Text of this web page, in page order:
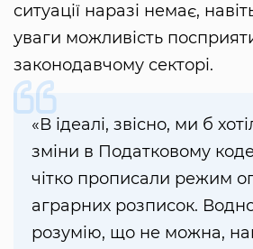
ситуації наразі немає,
уваги можливість
законодавчому секторі.
«В ідеалі, звісно, ми б
зміни в Податковому
чітко прописали режим
аграрних розписок.
розумію, що не можна,